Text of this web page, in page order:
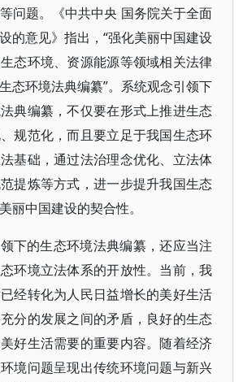
问题。《中共中央 国务院关于全面
的意见》指出，“强化美丽中国建设
态环境、资源能源等领域相关法律
态环境法典编纂”。系统观念引领下
典编纂，不仅要在形式上推进生态
规范化，而且要立足于我国生态环
基础，通过法治理念优化、立法体
提炼等方式，进一步提升我国生态
丽中国建设的契合性。
下的生态环境法典编纂，还应当注
环境立法体系的开放性。当前，我
经转化为人民日益增长的美好生活
分的发展之间的矛盾，良好的生态
好生活需要的重要内容。随着经济
境问题呈现出传统环境问题与新兴